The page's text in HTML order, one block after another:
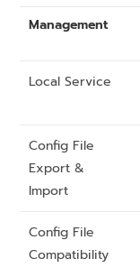
Management
Local Service
Config File
Export &
Import
Config File
Compatibility